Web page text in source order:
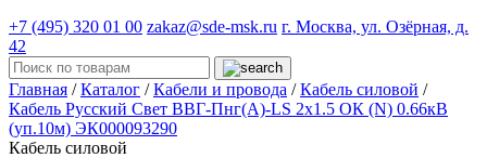
+7 (495) 320 01 00 zakaz@sde-msk.ru г. Москва, ул. Озёрная, д.
42
Главная / Каталог / Кабели и провода / Кабель силовой /
Кабель Русский Свет ВВГ-Пнг(А)-LS 2х1.5 ОК (N) 0.66кВ
(уп.10м) ЭК000093290
Кабель силовой